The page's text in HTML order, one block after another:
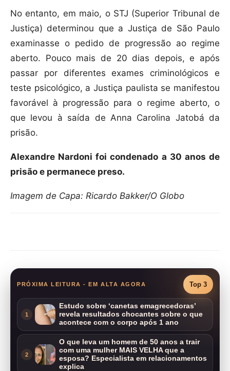
No entanto, em maio, o STJ (Superior Tribunal de
Justiça) determinou que a Justiça de São Paulo
examinasse o pedido de progressão ao regime
aberto. Pouco mais de 20 dias depois, e após
passar por diferentes exames criminológicos e
teste psicológico, a Justiça paulista se manifestou
favorável à progressão para o regime aberto, o
que levou à saída de Anna Carolina Jatobá da
prisão.
Alexandre Nardoni foi condenado a 30 anos de
prisão e permanece preso.
Imagem de Capa: Ricardo Bakker/O Globo
PRÓXIMA LEITURA - EM ALTA AGORA Top 3
1
Estudo sobre ‘canetas emagrecedoras’
revela resultados chocantes sobre o que
acontece com o corpo após 1 ano
2
O que leva um homem de 50 anos a trair
com uma mulher MAIS VELHA que a
esposa? Especialista em relacionamentos
explica